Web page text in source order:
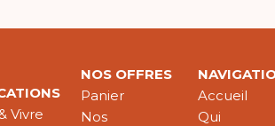
Vivre
NOS OFFRES
Panier
Nos
Accueil
Qui